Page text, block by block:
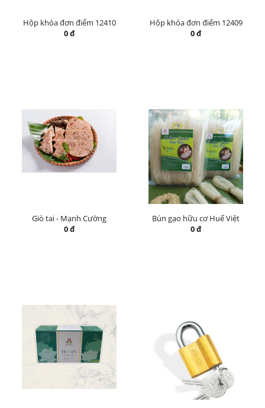
Hộp khóa đơn điểm 12410
0 đ
Hộp khóa đơn điểm 12409
0 đ
Giò tai - Mạnh Cường
0 đ
Bún gạo hữu cơ Huế Việt
0 đ